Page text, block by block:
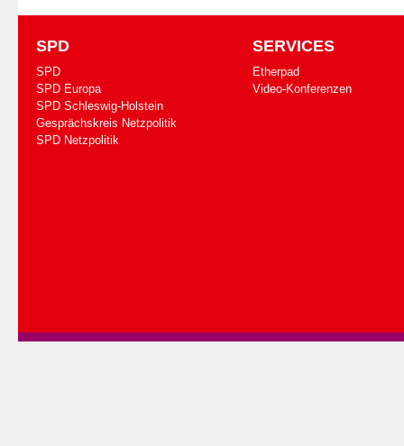
SPD
SPD
SPD Europa
SPD Schleswig-Holstein
Gesprächskreis Netzpolitik
SPD Netzpolitik
SERVICES
Etherpad
Video-Konferenzen